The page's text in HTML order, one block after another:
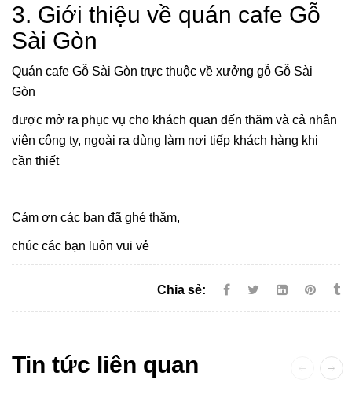
3. Giới thiệu về quán cafe Gỗ
Sài Gòn
Quán cafe Gỗ Sài Gòn trực thuộc về xưởng gỗ Gỗ Sài
Gòn
được mở ra phục vụ cho khách quan đến thăm và cả nhân
viên công ty, ngoài ra dùng làm nơi tiếp khách hàng khi
cần thiết
Cảm ơn các bạn đã ghé thăm,
chúc các bạn luôn vui vẻ
Chia sẻ:
Tin tức liên quan